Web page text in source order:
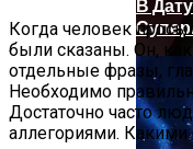
В
Когда человек
были сказаны. Он,
отдельные фразы,
Необходимо
Достаточно часто
аллегориями.